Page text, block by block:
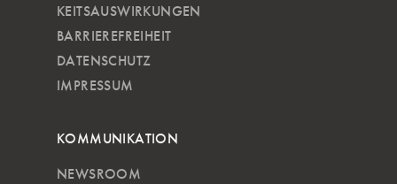
KEITSAUSWIRKUNGEN
BARRIEREFREIHEIT
DATENSCHUTZ
IMPRESSUM
KOMMUNIKATION
NEWSROOM